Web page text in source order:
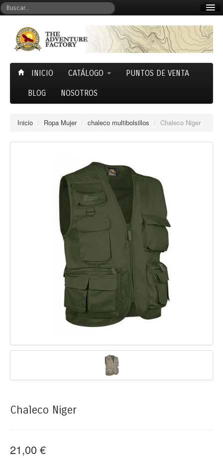
Carrito (0)
INICIO CATÁLOGO PUNTOS DE VENTA
BLOG NOSOTROS
Inicio / Ropa Mujer / chaleco multibolsillos / Chaleco Niger
Chaleco Niger
21,00 €